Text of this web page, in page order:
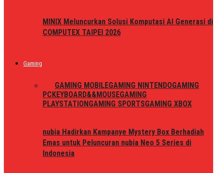
MINIX Meluncurkan Solusi Komputasi AI Generasi di
COMPUTEX TAIPEI 2026
Gaming
GAMING MOBILEGAMING NINTENDOGAMING
PCKEYBOARD&&MOUSEGAMING
PLAYSTATIONGAMING SPORTSGAMING XBOX
nubia Hadirkan Kampanye Mystery Box Berhadiah
Emas untuk Peluncuran nubia Neo 5 Series di
Indonesia